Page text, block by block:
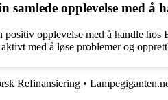
samlede opplevelse med å
positiv opplevelse med å handle
med å løse problemer og
Refinansiering •